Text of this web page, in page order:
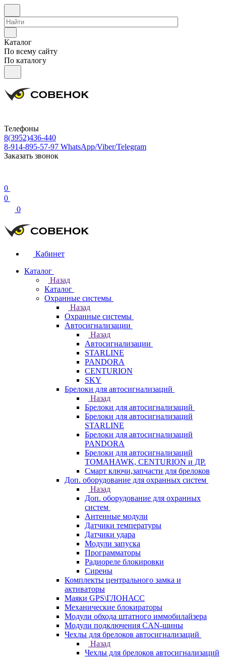
Каталог
По всему сайту
По каталогу
Телефоны
8(3952)436-440
8-914-895-57-97 WhatsApp/Viber/Telegram
Заказать звонок
0
0
0
Кабинет
Каталог
Назад
Каталог
Охранные системы
Назад
Охранные системы
Автосигнализации
Назад
Автосигнализации
STARLINE
PANDORA
CENTURION
SKY
Брелоки для автосигнализаций
Назад
Брелоки для автосигнализаций
Брелоки для автосигнализаций
STARLINE
Брелоки для автосигнализаций
PANDORA
Брелоки для автосигнализаций
TOMAHAWK, CENTURION и ДР.
Смарт ключи,запчасти для брелоков
Доп. оборудование для охранных систем
Назад
Доп. оборудование для охранных
систем
Антенные модули
Датчики температуры
Датчики удара
Модули запуска
Программаторы
Радиореле блокировки
Сирены
Комплекты центрального замка и
активаторы
Маяки GPS\ГЛОНАСС
Механические блокираторы
Модули обхода штатного иммобилайзера
Модули подключения CAN-шины
Чехлы для брелоков автосигнализаций
Назад
Чехлы для брелоков автосигнализаций